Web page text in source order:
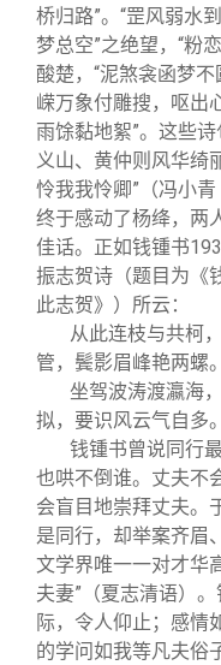
桥归路”。“罡风弱水
梦总空”之绝望，“粉
酸楚，“泥煞衾函梦不
嵘万象付雕搜，呕出
雨馀黏地絮”。这些
义山、黄仲则风华绮
怜我我怜卿”（冯小
终于感动了杨绛，两
佳话。正如钱锺书
振志贺诗（题目为《
此志贺》）所云：
从此连枝与共柯
管，鬓影眉峰艳两螺。
坐驾波涛渡瀛海
拟，要识风云气自多。
钱锺书曾说同行
也哄不倒谁。丈夫不
会盲目地崇拜丈夫。
是同行，却举案齐眉
文学界唯一一对才华
夫妻”（夏志清语）
际，令人仰止；感情
的学问如我等凡夫俗